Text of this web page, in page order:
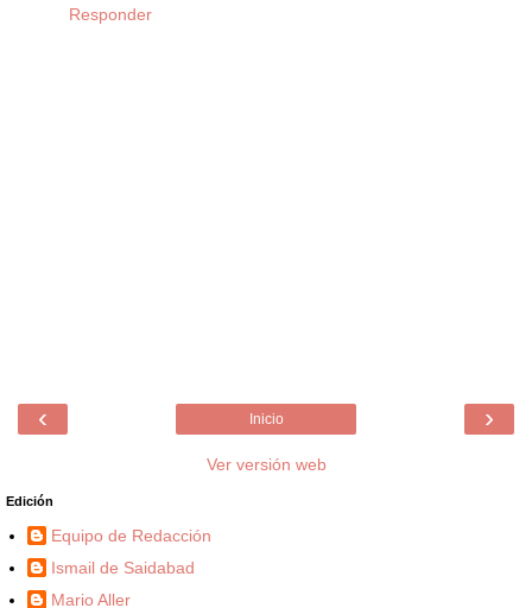
Responder
‹ ›
Inicio
Ver versión web
Edición
Equipo de Redacción
Ismail de Saidabad
Mario Aller